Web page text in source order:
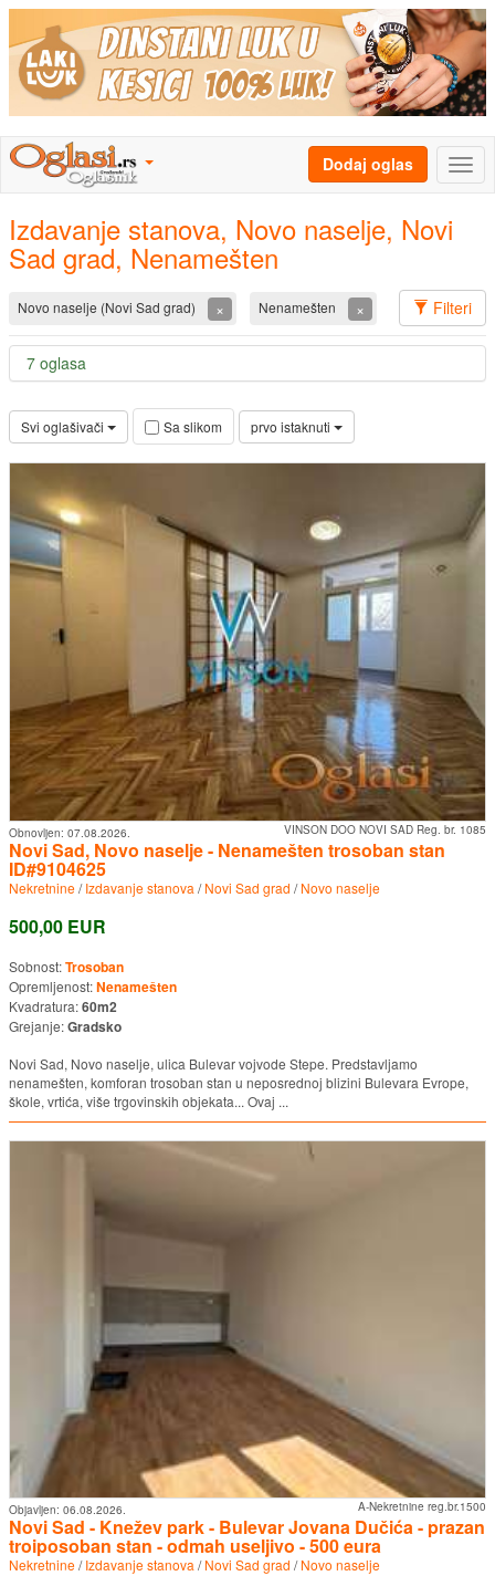
Dodaj oglas
Izdavanje stanova, Novo naselje, Novi
Sad grad, Nenamešten
Filteri
Novo naselje (Novi Sad grad) × Nenamešten ×
7 oglasa
Svi oglašivači Sa slikom prvo istaknuti
VINSON DOO NOVI SAD Reg. br. 1085
Obnovljen: 07.08.2026.
Novi Sad, Novo naselje - Nenamešten trosoban stan
ID#9104625
Nekretnine/Izdavanje stanova /Novi Sad grad /Novo naselje
500,00 EUR
Sobnost:Trosoban
Opremljenost:Nenamešten
Kvadratura:60m2
Grejanje:Gradsko
Novi Sad, Novo naselje, ulica Bulevar vojvode Stepe. Predstavljamo
nenamešten, komforan trosoban stan u neposrednoj blizini Bulevara Evrope,
škole, vrtića, više trgovinskih objekata... Ovaj ...
A-Nekretnine reg.br.1500
Objavljen: 06.08.2026.
Novi Sad - Knežev park - Bulevar Jovana Dučića - prazan
troiposoban stan - odmah useljivo - 500 eura
Nekretnine/Izdavanje stanova /Novi Sad grad /Novo naselje